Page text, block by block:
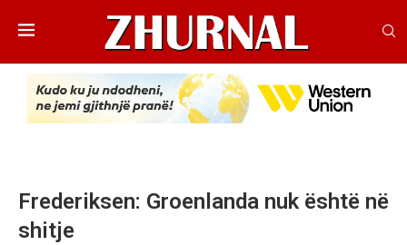
Frederiksen: Groenlanda nuk është në
shitje